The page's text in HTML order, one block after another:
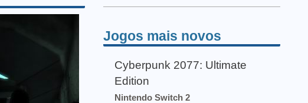
Jogos mais novos
Cyberpunk 2077: Ultimate
Edition
Nintendo Switch 2